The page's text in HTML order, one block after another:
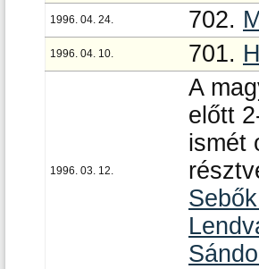
1996. 04. 24. 702.
1996. 04. 10. 701.
1996. 03. 12.
A
előtt
ismét
Sebők